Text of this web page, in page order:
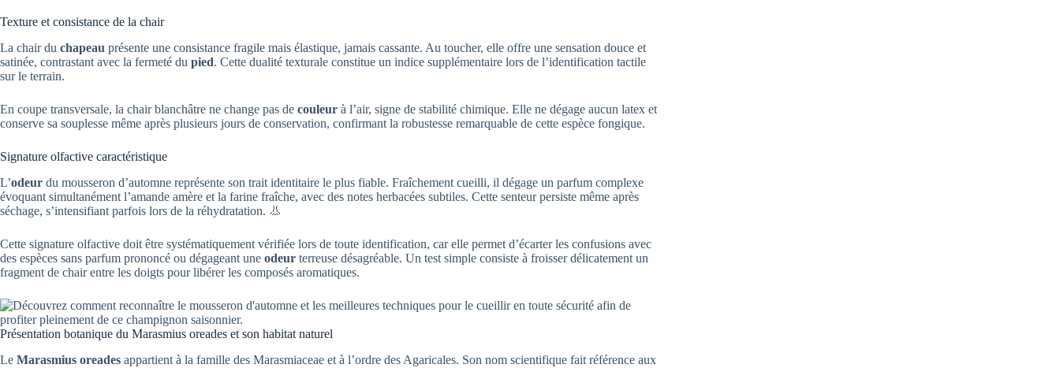
Texture et consistance de la chair
La chair du chapeau présente une consistance fragile mais élastique, jamais cassante. Au toucher, elle offre une sensation douce et
satinée, contrastant avec la fermeté du pied. Cette dualité texturale constitue un indice supplémentaire lors de l’identification tactile
sur le terrain.
En coupe transversale, la chair blanchâtre ne change pas de couleur à l’air, signe de stabilité chimique. Elle ne dégage aucun latex et
conserve sa souplesse même après plusieurs jours de conservation, confirmant la robustesse remarquable de cette espèce fongique.
Signature olfactive caractéristique
L’odeur du mousseron d’automne représente son trait identitaire le plus fiable. Fraîchement cueilli, il dégage un parfum complexe
évoquant simultanément l’amande amère et la farine fraîche, avec des notes herbacées subtiles. Cette senteur persiste même après
séchage, s’intensifiant parfois lors de la réhydratation. 👃
Cette signature olfactive doit être systématiquement vérifiée lors de toute identification, car elle permet d’écarter les confusions avec
des espèces sans parfum prononcé ou dégageant une odeur terreuse désagréable. Un test simple consiste à froisser délicatement un
fragment de chair entre les doigts pour libérer les composés aromatiques.
Présentation botanique du Marasmius oreades et son habitat naturel
Le Marasmius oreades appartient à la famille des Marasmiaceae et à l’ordre des Agaricales. Son nom scientifique fait référence aux